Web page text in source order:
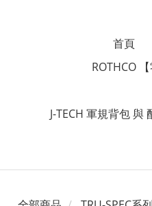
首頁
ROTHCO
J-TECH 軍規背包 與